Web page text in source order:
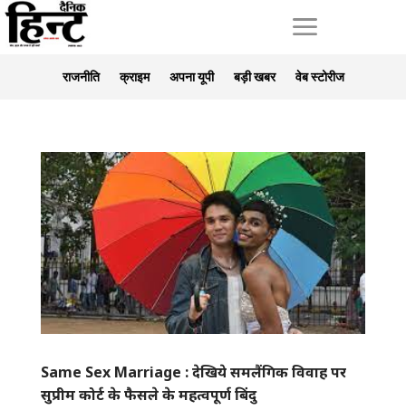
a
राजनीति क्राइम अपना यूपी बड़ी खबर वेब स्टोरीज
Same Sex Marriage : देखिये समलैंगिक विवाह पर
सुप्रीम कोर्ट के फैसले के महत्वपूर्ण बिंदु